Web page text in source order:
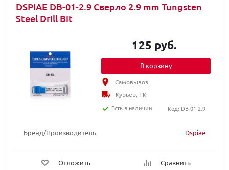
DSPIAE DB-01-2.9 Сверло 2.9 mm Tungsten
Steel Drill Bit
Бренд/Производитель Dspiae
Отложить Сравнить
125 руб.
В корзину
Самовывоз
Курьер, ТК
Есть в наличии
Код: DB-01-2.9